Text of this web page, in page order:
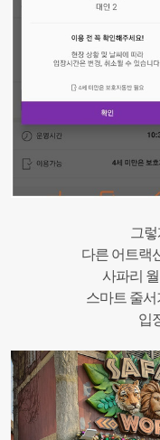
그
다른 어트랙
사파리
스마트 줄
입